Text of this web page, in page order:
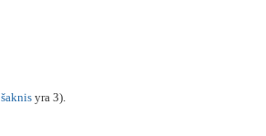
šaknis yra 3).